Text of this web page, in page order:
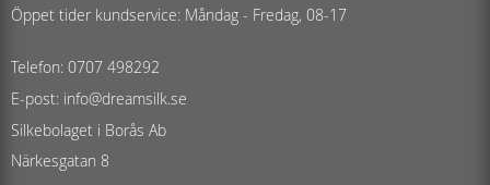
Öppet tider kundservice: Måndag - Fredag, 08-17
Telefon: 0707 498292
E-post: info@dreamsilk.se
Silkebolaget i Borås Ab
Närkesgatan 8